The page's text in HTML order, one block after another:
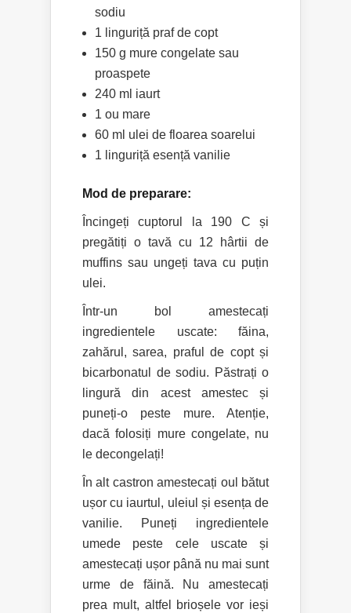
sodiu
1 linguriță praf de copt
150 g mure congelate sau
proaspete
240 ml iaurt
1 ou mare
60 ml ulei de floarea soarelui
1 linguriță esență vanilie
Mod de preparare:
Încingeți cuptorul la 190 C și
pregătiți o tavă cu 12 hârtii de
muffins sau ungeți tava cu puțin
ulei.
Într-un bol amestecați
ingredientele uscate: făina,
zahărul, sarea, praful de copt și
bicarbonatul de sodiu. Păstrați o
lingură din acest amestec și
puneți-o peste mure. Atenție,
dacă folosiți mure congelate, nu
le decongelați!
În alt castron amestecați oul bătut
ușor cu iaurtul, uleiul și esența de
vanilie. Puneți ingredientele
umede peste cele uscate și
amestecați ușor până nu mai sunt
urme de făină. Nu amestecați
prea mult, altfel brioșele vor ieși